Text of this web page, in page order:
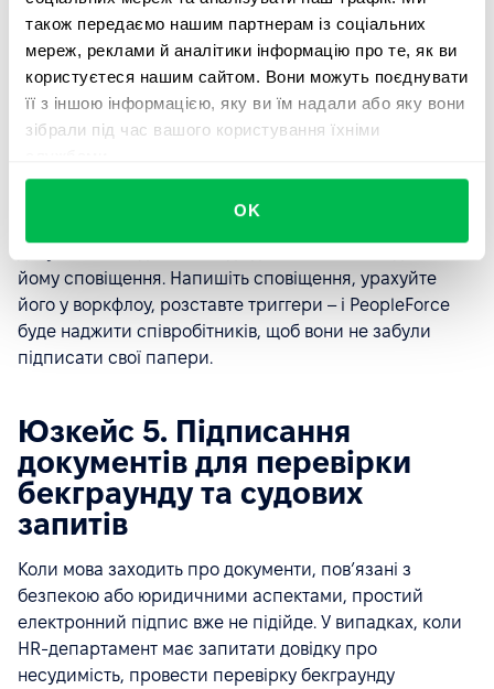
також передаємо нашим партнерам із соціальних
мереж, реклами й аналітики інформацію про те, як ви
користуєтеся нашим сайтом. Вони можуть поєднувати
її з іншою інформацією, яку ви їм надали або яку вони
зібрали під час вашого користування їхніми
OK
дедлайни для підписання
Якщо вам необхідно підписати документ до певної
дати, також використовуйте інструментарій воркфлоу.
йому сповіщення. Напишіть сповіщення, урахуйте
його у воркфлоу, розставте триггери – і PeopleForce
буде наджити співробітників, щоб вони не забули
підписати свої папери.
Юзкейс 5. Підписання
документів для перевірки
бекграунду та судових
запитів
Коли мова заходить про документи, повʼязані з
безпекою або юридичними аспектами, простий
електронний підпис вже не підійде. У випадках, коли
HR-департамент має запитати довідку про
несудимість, провести перевірку бекграунду